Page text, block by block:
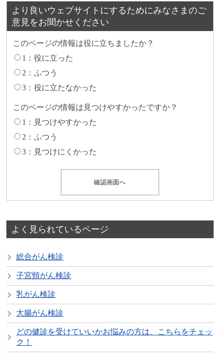
より良いウェブサイトにするためにみなさまのご
意見をお聞かせください
このページの情報は役に立ちましたか？
1：役に立った
2：ふつう
3：役に立たなかった
このページの情報は見つけやすかったですか？
1：見つけやすかった
2：ふつう
3：見つけにくかった
よく見られているページ
総合がん検診
子宮頸がん検診
乳がん検診
大腸がん検診
どの健診を受けていいかお悩みの方は、こちらをチェッ
ク！